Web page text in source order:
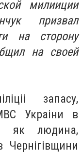
милииции
призвал
на сторону
на своей
запасу,
Украіни в
і як людина,
Чернігівщини